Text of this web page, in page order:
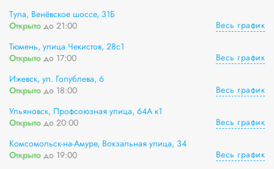
Тула, Венёвское шоссе, 31Б
Открыто до 21:00
Весь график
Тюмень, улица Чекистов, 28с1
Открыто до 17:00
Весь график
Ижевск, ул. Голублева, 6
Открыто до 18:00
Весь график
Ульяновск, Профсоюзная улица, 64А к1
Открыто до 20:00
Весь график
Комсомольск-на-Амуре, Вокзальная улица, 34
Открыто до 19:00
Весь график